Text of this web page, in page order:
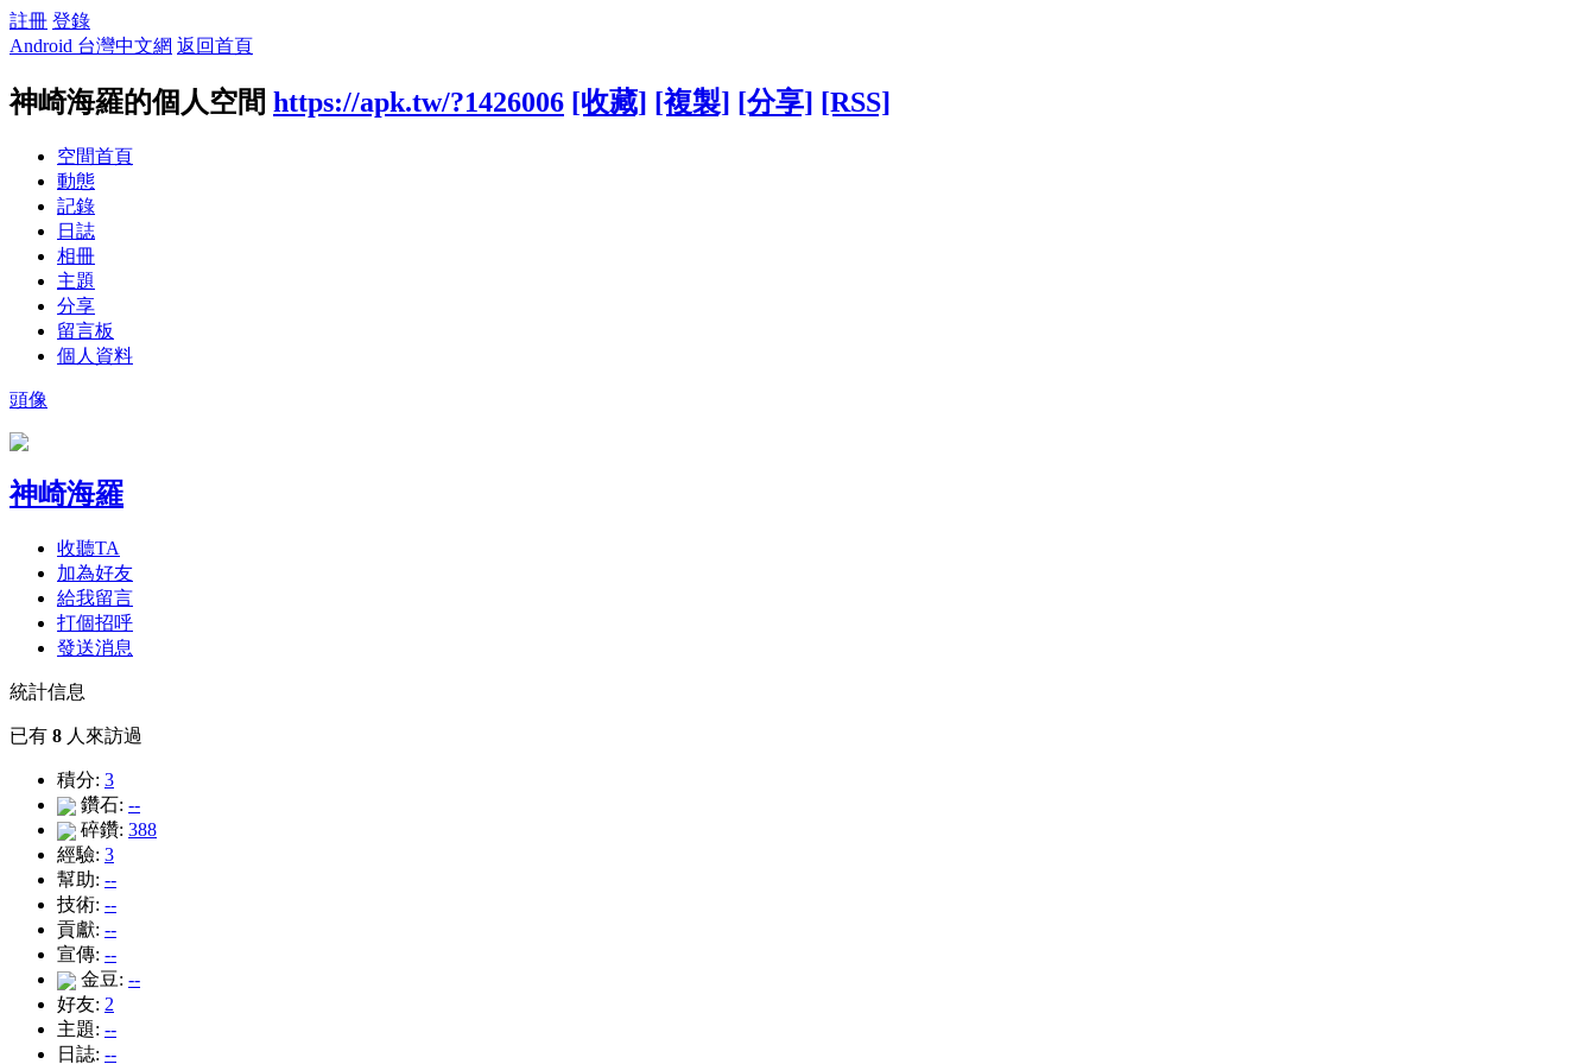
註冊 登錄
Android 台灣中文網 返回首頁
神崎海羅的個人空間 https://apk.tw/?1426006 [收藏] [複製] [分享] [RSS]
空間首頁
動態
記錄
日誌
相冊
主題
分享
留言板
個人資料
頭像
神崎海羅
收聽TA
加為好友
給我留言
打個招呼
發送消息
統計信息
已有 8 人來訪過
積分: 3
鑽石: --
碎鑽: 388
經驗: 3
幫助: --
技術: --
貢獻: --
宣傳: --
金豆: --
好友: 2
主題: --
日誌: --